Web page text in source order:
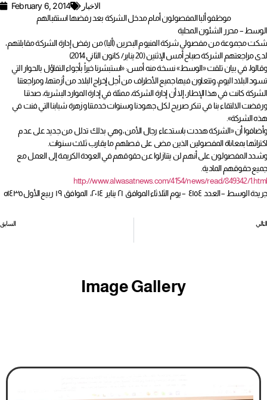
February 6, 2014 الاخبار
موظفو ألبا المفصولون أمام مدخل الشركة بعد رفضها استقبالهم
الوسط – محرر الشئون المحلية
شكت مجموعة من مفصولي شركة المنيوم البحرين (ألبا) من رفض إدارة الشركة مقابلتهم،
لدى مراجعتهم الشركة صباح أمس الإثنين (20 يناير/ كانون الثاني 2014)
وقالوا، في بيان تلقت «الوسط» نسخة منه أمس: «استبشرنا خيراً بأجواء التفاؤل بالحوار التي
تسود البلاد اليوم، وتتعاون فيها جميع الأطراف من أجل إخراج البلاد من أزمتها، ومراجعتنا
الشركة كانت في هذا الإطار، إلا أن إدارة الشركة، ممثلة في إدارة الموارد البشرية، صدتنا
ورفضت الالتقاء بنا في تنكر صريح لكل جهودنا وسنوات خدمتنا وزهرة شبابنا التي فنت في
هذه الشركة».
وأضافوا أن «الشركة هددت باستدعاء رجال الأمن، وهي بذلك تدلل من جديد على عدم
اكتراثها بمعاناة المفصولين الذين مضى على فصلهم ما يقارب ثلاث سنوات.
وشدد المفصولون على أنهم لن يتنازلوا عن حقوقهم في العودة الكريمة إلى العمل مع
جميع حقوقهم المادية.
http://www.alwasatnews.com/4154/news/read/849342/1.html
جريدة الوسط – العدد ٤١٥٤ – يوم الثلاثاء الموافق ٢١ يناير ٢٠١٤، الموافق ١٩ ربيع الأول ١٤٣٥ه
السابق التالي
Image Gallery